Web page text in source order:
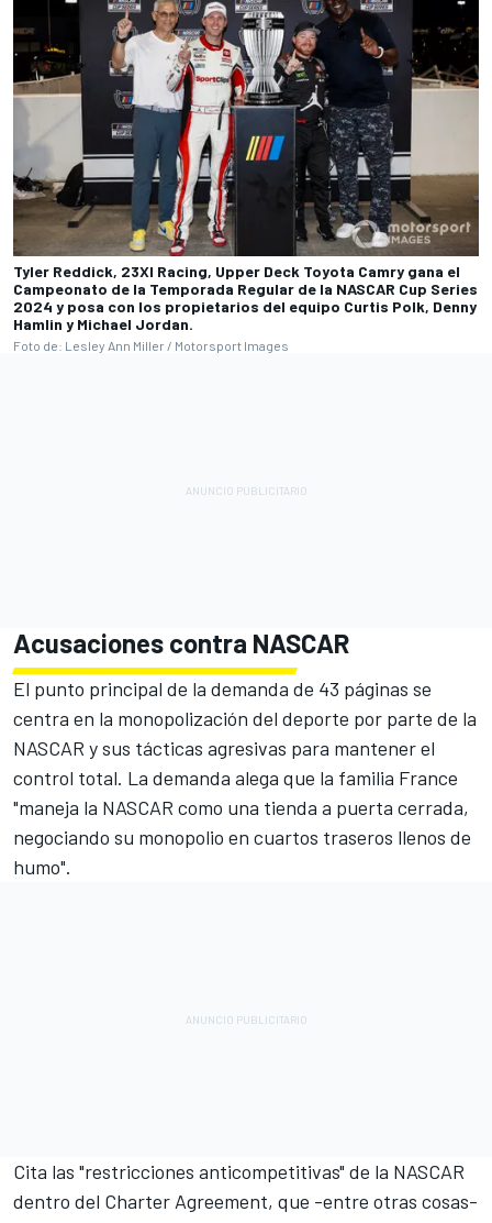
Tyler Reddick, 23XI Racing, Upper Deck Toyota Camry gana el
Campeonato de la Temporada Regular de la NASCAR Cup Series
2024 y posa con los propietarios del equipo Curtis Polk, Denny
Hamlin y Michael Jordan.
Foto de: Lesley Ann Miller / Motorsport Images
Acusaciones contra NASCAR
El punto principal de la demanda de 43 páginas se
centra en la monopolización del deporte por parte de la
NASCAR y sus tácticas agresivas para mantener el
control total. La demanda alega que la familia France
"maneja la NASCAR como una tienda a puerta cerrada,
negociando su monopolio en cuartos traseros llenos de
humo".
Cita las "restricciones anticompetitivas" de la NASCAR
dentro del Charter Agreement, que -entre otras cosas-